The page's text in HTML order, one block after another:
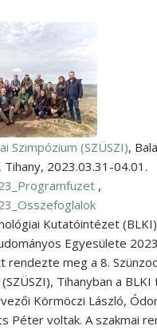
Szimpózium (SZÜSZI),
, 2023.03.31-04.01.
,
Kutatóintézet
Egyesülete
rendezte meg a 8.
Tihanyban a
Körmöczi László,
Péter voltak. A szakmai